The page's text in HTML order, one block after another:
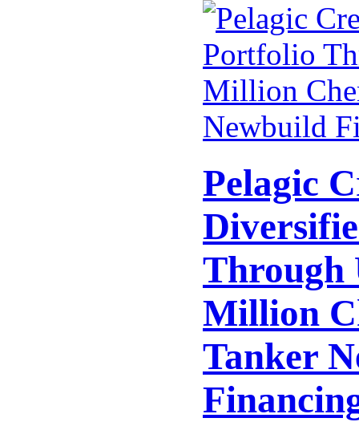
Pelagic
Through
Million
Tanker